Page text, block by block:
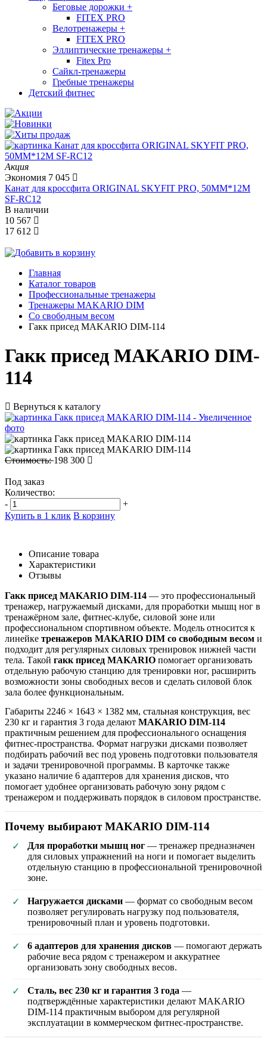
Беговые дорожки +
FITEX PRO
Велотренажеры +
FITEX PRO
Эллиптические тренажеры +
Fitex Pro
Сайкл-тренажеры
Гребные тренажеры
Детский фитнес
Акция
Экономия 7 045
Канат для кроссфита ORIGINAL SKYFIT PRO, 50MM*12M
SF-RС12
В наличии
10 567
17 612
Главная
Каталог товаров
Профессиональные тренажеры
Тренажеры MAKARIO DIM
Со свободным весом
Гакк присед MAKARIO DIM-114
Гакк присед MAKARIO DIM-
114
Вернуться к каталогу
Стоимость:198 300
Под заказ
Количество:
-
+
Купить в 1 клик В корзину
Описание товара
Характеристики
Отзывы
Гакк присед MAKARIO DIM-114 — это профессиональный
тренажер, нагружаемый дисками, для проработки мышц ног в
тренажёрном зале, фитнес-клубе, силовой зоне или
профессиональном спортивном объекте. Модель относится к
линейке тренажеров MAKARIO DIM со свободным весом и
подходит для регулярных силовых тренировок нижней части
тела. Такой гакк присед MAKARIO помогает организовать
отдельную рабочую станцию для тренировки ног, расширить
возможности зоны свободных весов и сделать силовой блок
зала более функциональным.
Габариты 2246 × 1643 × 1382 мм, стальная конструкция, вес
230 кг и гарантия 3 года делают MAKARIO DIM-114
практичным решением для профессионального оснащения
фитнес-пространства. Формат нагрузки дисками позволяет
подбирать рабочий вес под уровень подготовки пользователя
и задачи тренировочной программы. В карточке также
указано наличие 6 адаптеров для хранения дисков, что
помогает удобнее организовать рабочую зону рядом с
тренажером и поддерживать порядок в силовом пространстве.
Почему выбирают MAKARIO DIM-114
✓ Для проработки мышц ног — тренажер предназначен
для силовых упражнений на ноги и помогает выделить
отдельную станцию в профессиональной тренировочной
зоне.
✓ Нагружается дисками — формат со свободным весом
позволяет регулировать нагрузку под пользователя,
тренировочный план и уровень подготовки.
✓ 6 адаптеров для хранения дисков — помогают держать
рабочие веса рядом с тренажером и аккуратнее
организовать зону свободных весов.
✓ Сталь, вес 230 кг и гарантия 3 года —
подтверждённые характеристики делают MAKARIO
DIM-114 практичным выбором для регулярной
эксплуатации в коммерческом фитнес-пространстве.